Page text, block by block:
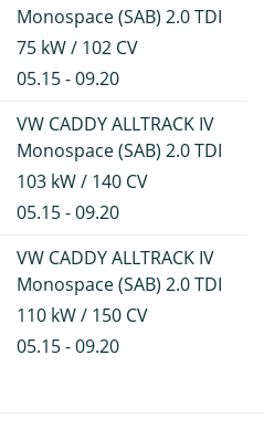
Monospace (SAB) 2.0 TDI
75 kW / 102 CV
05.15 - 09.20
VW CADDY ALLTRACK IV
Monospace (SAB) 2.0 TDI
103 kW / 140 CV
05.15 - 09.20
VW CADDY ALLTRACK IV
Monospace (SAB) 2.0 TDI
110 kW / 150 CV
05.15 - 09.20